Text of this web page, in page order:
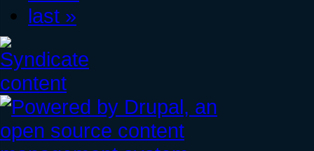
last »